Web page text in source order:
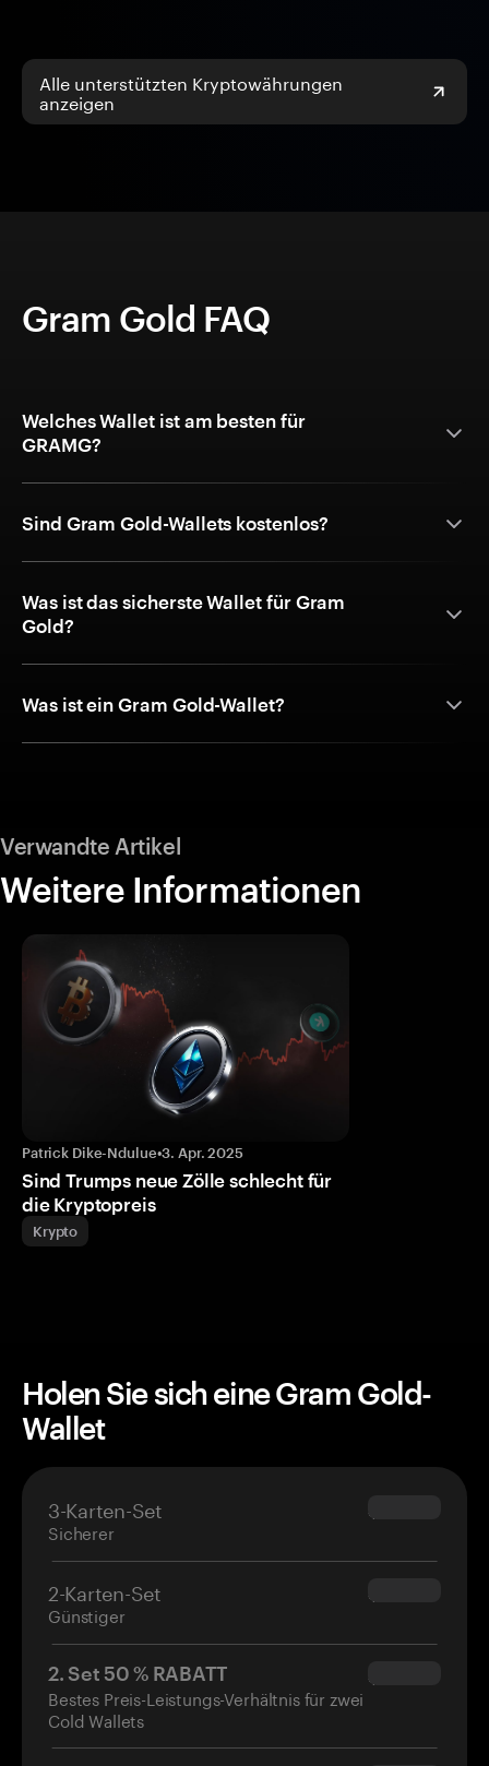
Alle unterstützten Kryptowährungen
anzeigen
Gram Gold FAQ
Welches Wallet ist am besten für
GRAMG?
Sind Gram Gold-Wallets kostenlos?
Was ist das sicherste Wallet für Gram
Gold?
Was ist ein Gram Gold-Wallet?
Verwandte Artikel
Weitere Informationen
Patrick Dike-Ndulue•3. Apr. 2025
Sind Trumps neue Zölle schlecht für
die Kryptopreis
Krypto
Holen Sie sich eine Gram Gold-
Wallet
3-Karten-Set
Sicherer
$69.90
2-Karten-Set
Günstiger
$54.90
2. Set 50 % RABATT
Bestes Preis-Leistungs-Verhältnis für zwei
Cold Wallets
$34.95